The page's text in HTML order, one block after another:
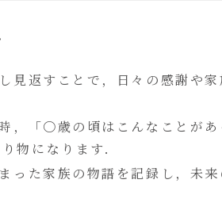
見返すことで，日々の感謝や
，「〇歳の頃はこんなことが
物になります．
った家族の物語を記録し，未